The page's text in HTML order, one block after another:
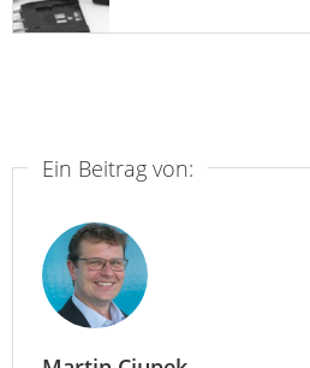
Ein Beitrag von: